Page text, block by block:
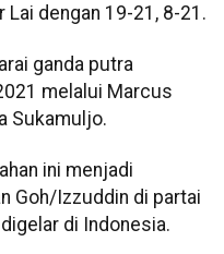
Lai dengan 19-21, 8-21.
ganda putra
melalui Marcus
Sukamuljo.
ini menjadi
Goh/Izzuddin di partai
di Indonesia.